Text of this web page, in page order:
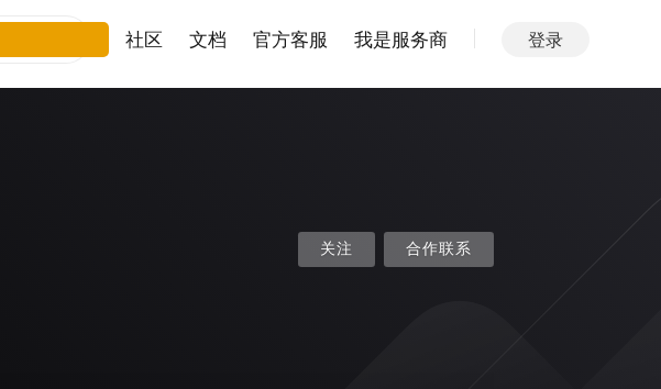
社区 文档 官方客服 我是服务商 登录
关注 合作联系